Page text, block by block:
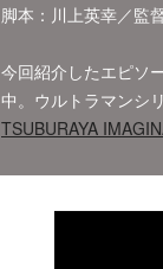
脚本：川上英幸／監
今回紹介したエピソ
中。ウルトラマンシ
TSUBURAYA